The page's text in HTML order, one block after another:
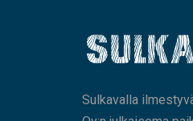
Sulkavalla